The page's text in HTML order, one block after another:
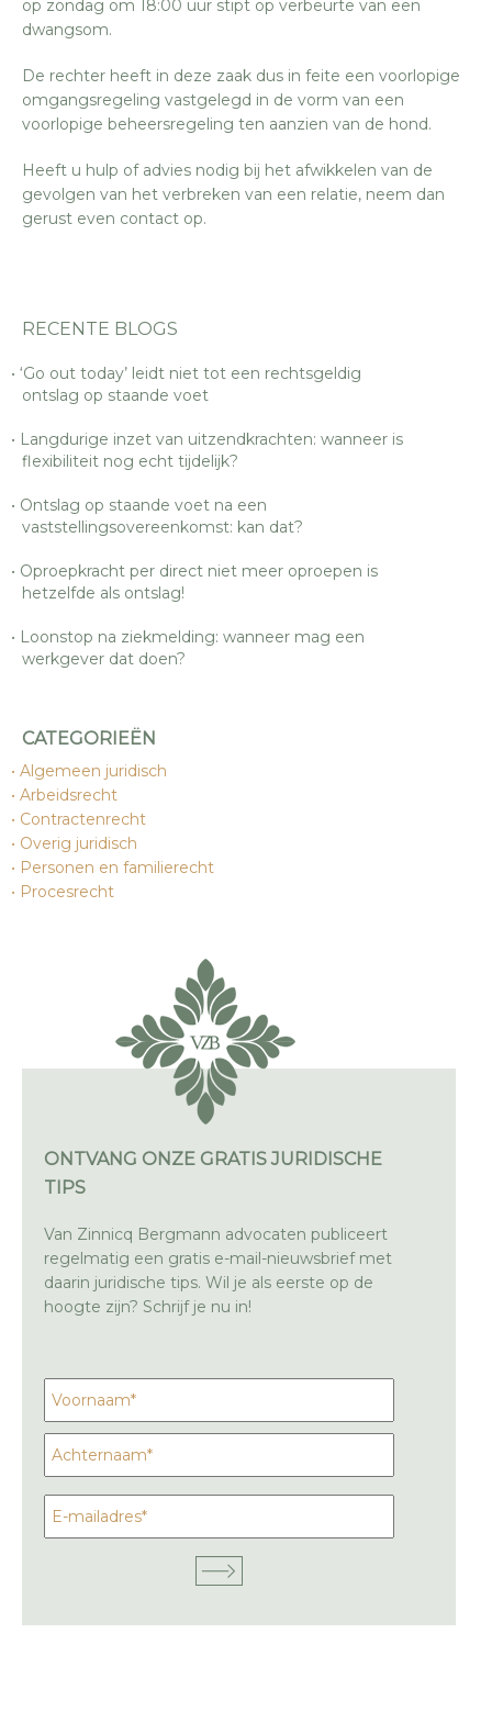
op zondag om 18:00 uur stipt op verbeurte van een
dwangsom.
De rechter heeft in deze zaak dus in feite een voorlopige
omgangsregeling vastgelegd in de vorm van een
voorlopige beheersregeling ten aanzien van de hond.
Heeft u hulp of advies nodig bij het afwikkelen van de
gevolgen van het verbreken van een relatie, neem dan
gerust even contact op.
RECENTE BLOGS
‘Go out today’ leidt niet tot een rechtsgeldig
ontslag op staande voet
Langdurige inzet van uitzendkrachten: wanneer is
flexibiliteit nog echt tijdelijk?
Ontslag op staande voet na een
vaststellingsovereenkomst: kan dat?
Oproepkracht per direct niet meer oproepen is
hetzelfde als ontslag!
Loonstop na ziekmelding: wanneer mag een
werkgever dat doen?
CATEGORIEËN
Algemeen juridisch
Arbeidsrecht
Contractenrecht
Overig juridisch
Personen en familierecht
Procesrecht
ONTVANG ONZE GRATIS JURIDISCHE
TIPS
Van Zinnicq Bergmann advocaten publiceert
regelmatig een gratis e-mail-nieuwsbrief met
daarin juridische tips. Wil je als eerste op de
hoogte zijn? Schrijf je nu in!